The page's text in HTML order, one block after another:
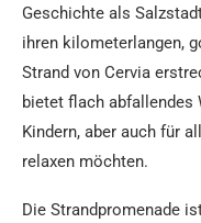
Geschichte als
ihren kilometerlangen,
Strand von Cervia
bietet flach
Kindern, aber auch für
relaxen möchten.
Die Strandpromenade